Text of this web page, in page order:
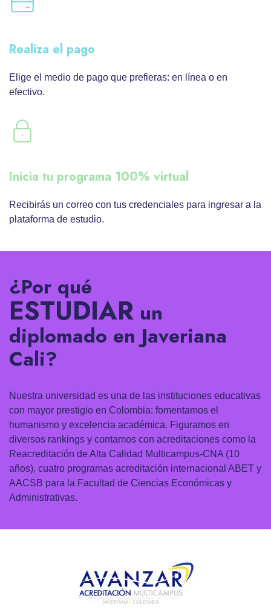
Realiza el pago
Elige el medio de pago que prefieras: en línea o en
efectivo.
Inicia tu programa 100% virtual
Recibirás un correo con tus credenciales para ingresar a la
plataforma de estudio.
¿Por qué
ESTUDIAR un
diplomado en Javeriana
Cali?
Nuestra universidad es una de las instituciones educativas
con mayor prestigio en Colombia: fomentamos el
humanismo y excelencia académica. Figuramos en
diversos rankings y contamos con acreditaciones como la
Reacreditación de Alta Calidad Multicampus-CNA (10
años), cuatro programas acreditación internacional ABET y
AACSB para la Facultad de Ciencias Económicas y
Administrativas.